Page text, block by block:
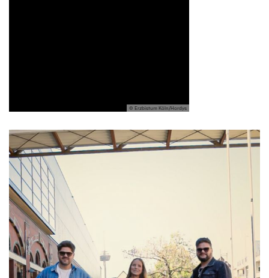
© Erzbistum Köln/Hordys